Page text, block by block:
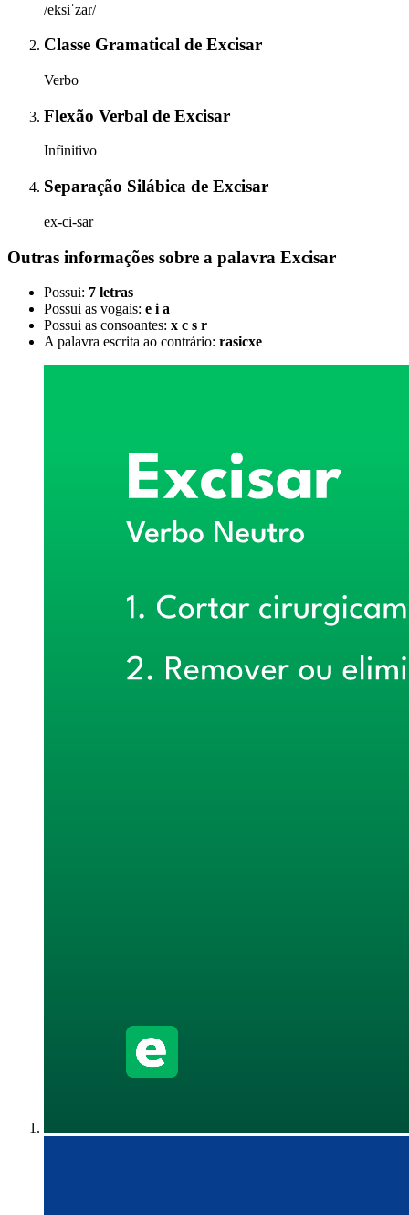
/eksiˈzaɾ/
Classe Gramatical de Excisar
Verbo
Flexão Verbal de Excisar
Infinitivo
Separação Silábica de Excisar
ex-ci-sar
Outras informações sobre a palavra Excisar
Possui: 7 letras
Possui as vogais: e i a
Possui as consoantes: x c s r
A palavra escrita ao contrário: rasicxe